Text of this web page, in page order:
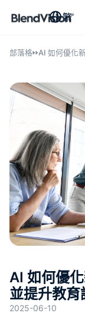
繁
部落格
AI 如何優化
AI 如何優
並提升教育
2025-06-10